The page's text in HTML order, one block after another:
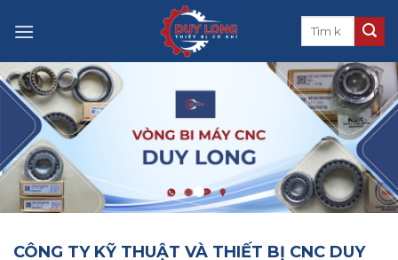
CÔNG TY KỸ THUẬT VÀ THIẾT BỊ CNC DUY